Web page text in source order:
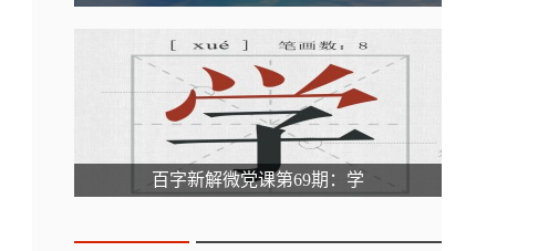
百字新解微党课第69期：学